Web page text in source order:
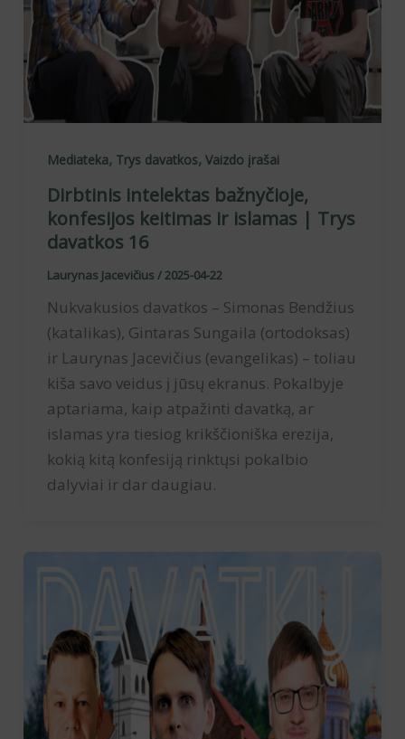
Mediateka, Trys davatkos, Vaizdo įrašai
Dirbtinis intelektas bažnyčioje,
konfesijos keitimas ir islamas | Trys
davatkos 16
Laurynas Jacevičius /2025-04-22
Nukvakusios davatkos – Simonas Bendžius
(katalikas), Gintaras Sungaila (ortodoksas)
ir Laurynas Jacevičius (evangelikas) – toliau
kiša savo veidus į jūsų ekranus. Pokalbyje
aptariama, kaip atpažinti davatką, ar
islamas yra tiesiog krikščioniška erezija,
kokią kitą konfesiją rinktųsi pokalbio
dalyviai ir dar daugiau.